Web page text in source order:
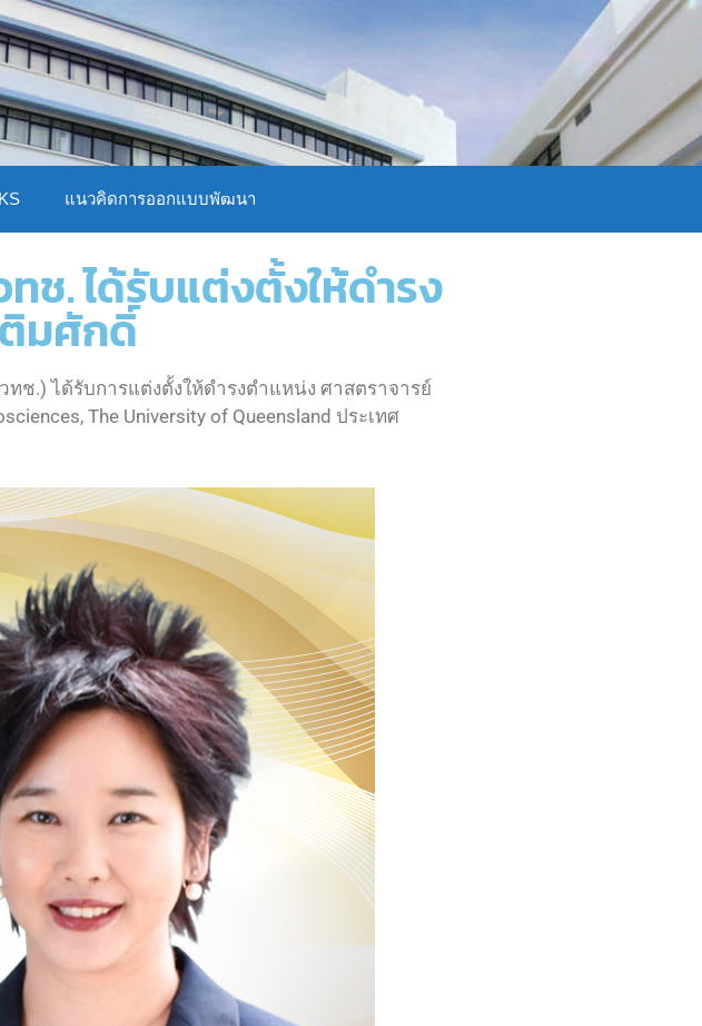
แนวคิดการออกแบบพัฒนา
ช. ได้รับแต่งตั้งให้ดำรง
มศักดิ์
.) ได้รับการแต่งตั้งให้ดำรงตำแหน่ง ศาสตราจารย์
The University of Queensland ประเทศ